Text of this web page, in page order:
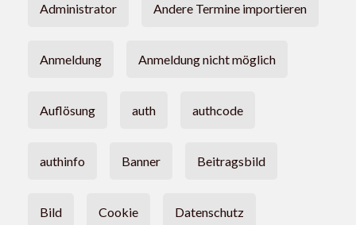
Administrator Andere Termine importieren
Anmeldung Anmeldung nicht möglich
Auflösung auth authcode
authinfo Banner Beitragsbild
Bild Cookie Datenschutz